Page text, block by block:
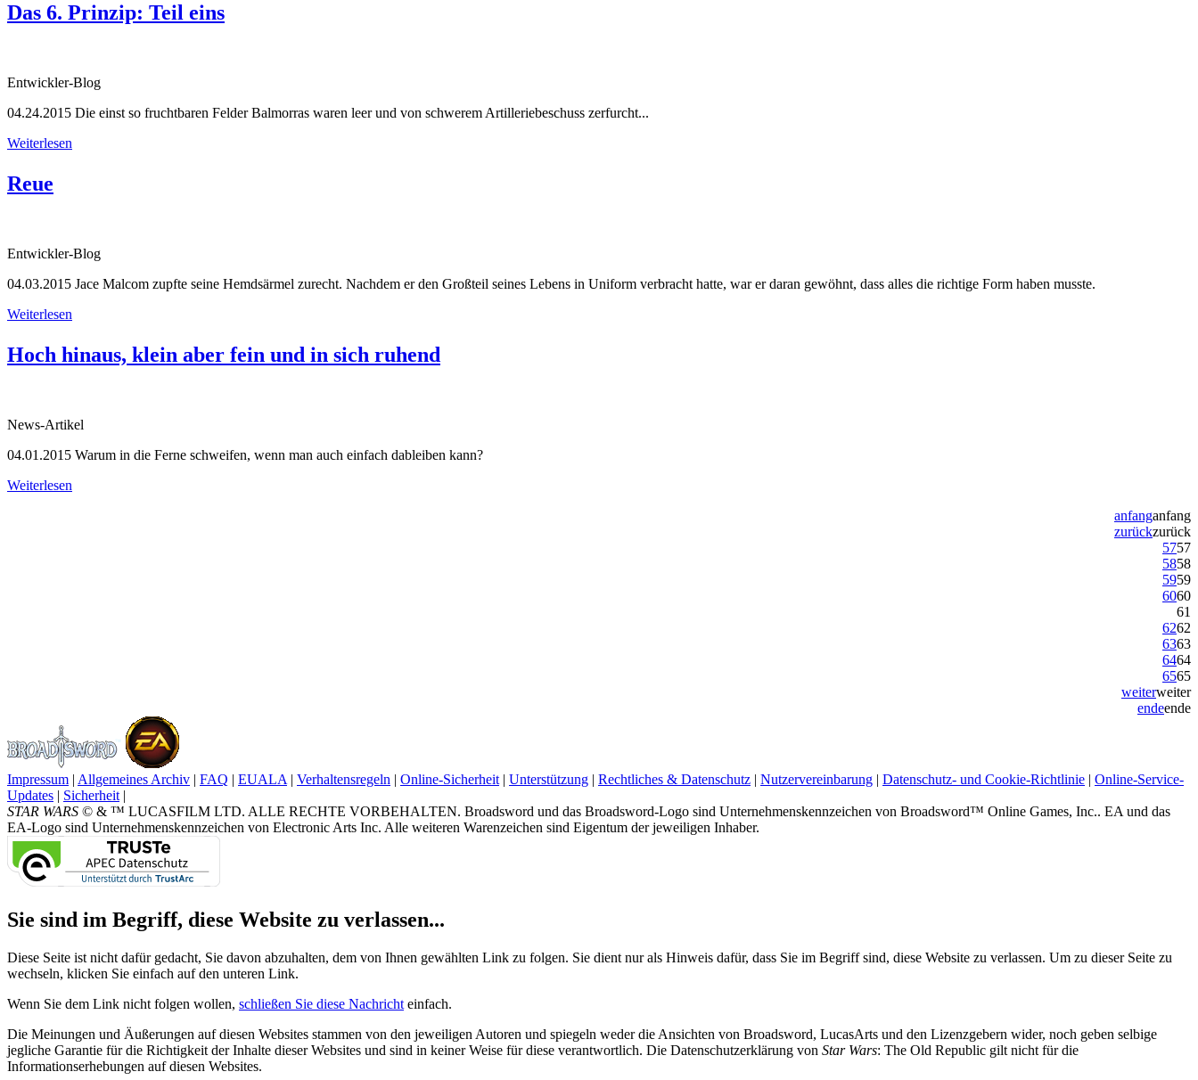
Das 6. Prinzip: Teil eins
Entwickler-Blog
04.24.2015 Die einst so fruchtbaren Felder Balmorras waren leer und von schwerem Artilleriebeschuss zerfurcht...
Weiterlesen
Reue
Entwickler-Blog
04.03.2015 Jace Malcom zupfte seine Hemdsärmel zurecht. Nachdem er den Großteil seines Lebens in Uniform verbracht hatte, war er daran gewöhnt, dass alles die richtige Form haben musste.
Weiterlesen
Hoch hinaus, klein aber fein und in sich ruhend
News-Artikel
04.01.2015 Warum in die Ferne schweifen, wenn man auch einfach dableiben kann?
Weiterlesen
anfanganfang
zurückzurück
5757
5858
5959
6060
61
6262
6363
6464
6565
weiterweiter
endeende
Impressum | Allgemeines Archiv | FAQ | EUALA | Verhaltensregeln | Online-Sicherheit | Unterstützung | Rechtliches & Datenschutz | Nutzervereinbarung | Datenschutz- und Cookie-Richtlinie | Online-Service-
Updates | Sicherheit |
STAR WARS © & ™ LUCASFILM LTD. ALLE RECHTE VORBEHALTEN. Broadsword und das Broadsword-Logo sind Unternehmenskennzeichen von Broadsword™ Online Games, Inc.. EA und das
EA-Logo sind Unternehmenskennzeichen von Electronic Arts Inc. Alle weiteren Warenzeichen sind Eigentum der jeweiligen Inhaber.
Sie sind im Begriff, diese Website zu verlassen...
Diese Seite ist nicht dafür gedacht, Sie davon abzuhalten, dem von Ihnen gewählten Link zu folgen. Sie dient nur als Hinweis dafür, dass Sie im Begriff sind, diese Website zu verlassen. Um zu dieser Seite zu
wechseln, klicken Sie einfach auf den unteren Link.
Wenn Sie dem Link nicht folgen wollen, schließen Sie diese Nachricht einfach.
Die Meinungen und Äußerungen auf diesen Websites stammen von den jeweiligen Autoren und spiegeln weder die Ansichten von Broadsword, LucasArts und den Lizenzgebern wider, noch geben selbige
jegliche Garantie für die Richtigkeit der Inhalte dieser Websites und sind in keiner Weise für diese verantwortlich. Die Datenschutzerklärung von Star Wars: The Old Republic gilt nicht für die
Informationserhebungen auf diesen Websites.